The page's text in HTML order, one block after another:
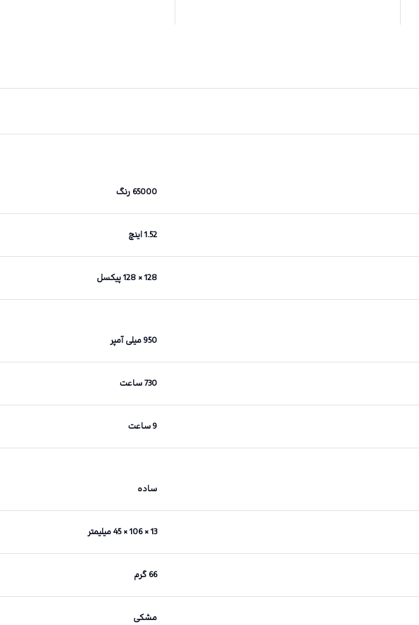
65000 رنگ
1.52 اینچ
128 × 128 پیکسل
950 میلی آمپر
730 ساعت
9 ساعت
ساده
13 × 106 × 45 میلیمتر
66 گرم
مشکی